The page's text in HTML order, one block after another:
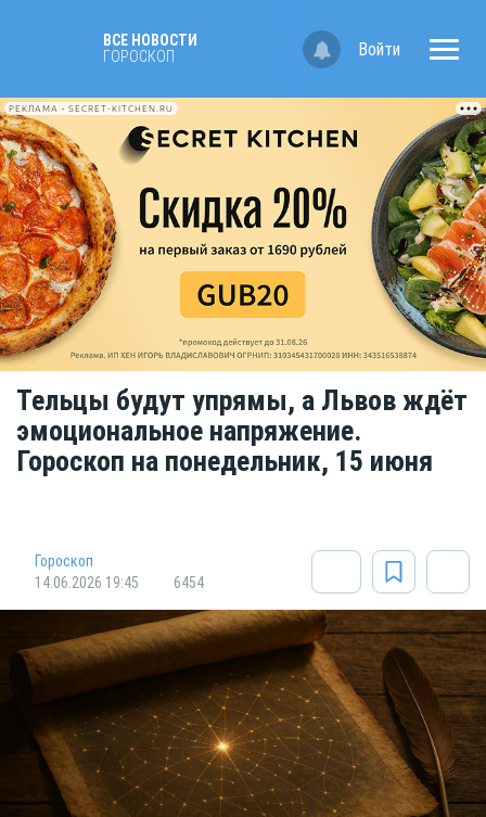
ВСЕ НОВОСТИ
ГОРОСКОП
Войти
РЕКЛАМА • SECRET-KITCHEN.RU
Тельцы будут упрямы, а Львов ждёт
эмоциональное напряжение.
Гороскоп на понедельник, 15 июня
Гороскоп
14.06.2026 19:45
6454